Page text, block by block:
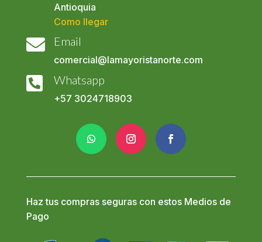
Antioquia
Como llegar
 Email
comercial@lamayoristanorte.com
 Whatsapp
+57 3024718903
Haz tus compras seguras con estos Medios de
Pago